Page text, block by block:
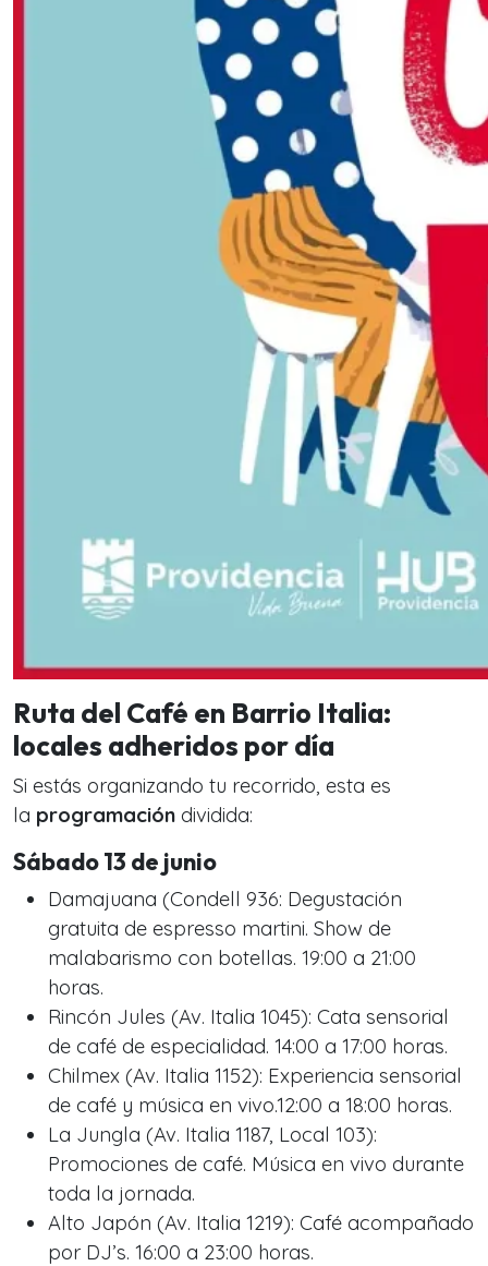
Ruta del Café en Barrio Italia:
locales adheridos por día
Si estás organizando tu recorrido, esta es
la programación dividida:
Sábado 13 de junio
Damajuana (Condell 936: Degustación
gratuita de espresso martini. Show de
malabarismo con botellas. 19:00 a 21:00
horas.
Rincón Jules (Av. Italia 1045): Cata sensorial
de café de especialidad. 14:00 a 17:00 horas.
Chilmex (Av. Italia 1152): Experiencia sensorial
de café y música en vivo.12:00 a 18:00 horas.
La Jungla (Av. Italia 1187, Local 103):
Promociones de café. Música en vivo durante
toda la jornada.
Alto Japón (Av. Italia 1219): Café acompañado
por DJ’s. 16:00 a 23:00 horas.